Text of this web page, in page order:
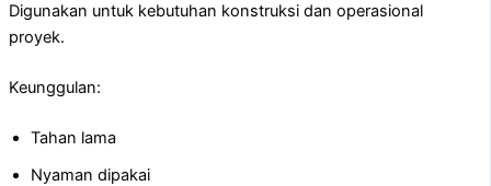
Digunakan untuk kebutuhan konstruksi dan operasional
proyek.
Keunggulan:
Tahan lama
Nyaman dipakai